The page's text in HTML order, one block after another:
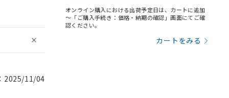
2025/11/04
オンライン購入における出荷予定日は、カートに追加
～「ご購入手続き：価格・納期の確認」画面にてご確
認ください。
カートをみる